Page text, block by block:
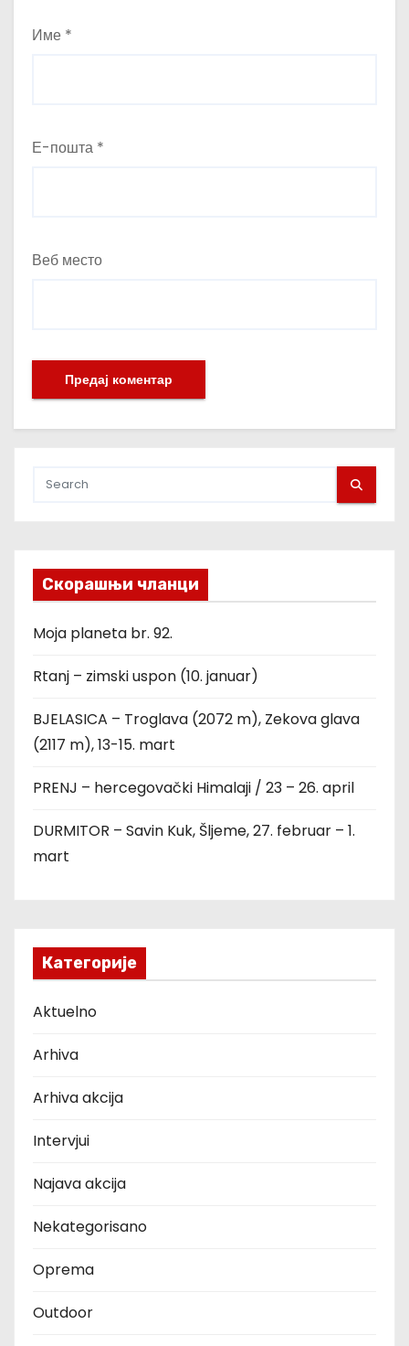
Име *
Е-пошта *
Веб место
Скорашњи чланци
Moja planeta br. 92.
Rtanj – zimski uspon (10. januar)
BJELASICA – Troglava (2072 m), Zekova glava
(2117 m), 13-15. mart
PRENJ – hercegovački Himalaji / 23 – 26. april
DURMITOR – Savin Kuk, Šljeme, 27. februar – 1.
mart
Категорије
Aktuelno
Arhiva
Arhiva akcija
Intervjui
Najava akcija
Nekategorisano
Oprema
Outdoor